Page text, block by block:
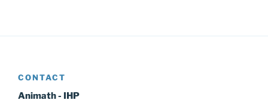
CONTACT
Animath - IHP